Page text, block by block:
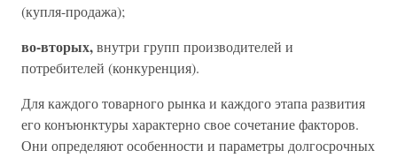
(купля-продажа);
во-вторых,внутри групп производителей и
потребителей (конкуренция).
Для каждого товарного рынка и каждого этапа развития
его конъюнктуры характерно свое сочетание факторов.
Они определяют особенности и параметры долгосрочных